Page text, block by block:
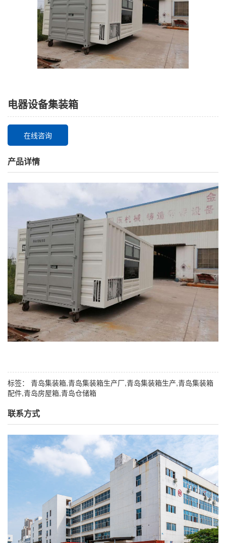
电器设备集装箱
在线咨询
产品详情
标签： 青岛集装箱,青岛集装箱生产厂,青岛集装箱生产,青岛集装箱
配件,青岛房屋箱,青岛仓储箱
联系方式